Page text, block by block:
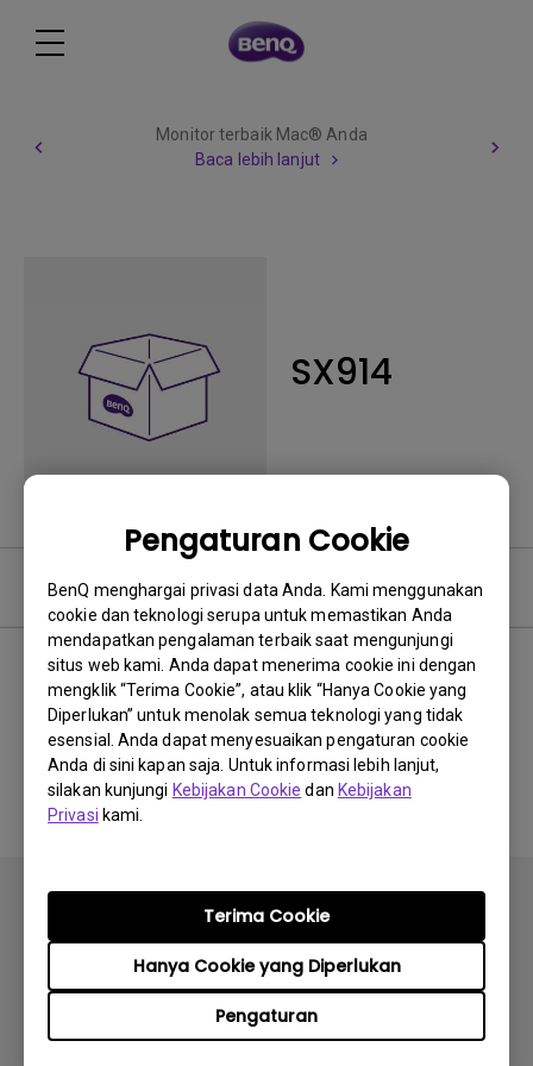
Pengaturan Cookie
BenQ menghargai privasi data Anda. Kami menggunakan
cookie dan teknologi serupa untuk memastikan Anda
mendapatkan pengalaman terbaik saat mengunjungi
situs web kami. Anda dapat menerima cookie ini dengan
mengklik “Terima Cookie”, atau klik “Hanya Cookie yang
Diperlukan” untuk menolak semua teknologi yang tidak
esensial. Anda dapat menyesuaikan pengaturan cookie
Anda di sini kapan saja. Untuk informasi lebih lanjut,
silakan kunjungi Kebijakan Cookie dan Kebijakan
Privasi kami.
Pengaturan
Hanya Cookie yang Diperlukan
Terima Cookie
Monitor terbaik Mac® Anda
Baca lebih lanjut
SX914
Perangkat Lunak
Tidak ada perangkat lunak
&amp; driver terkait